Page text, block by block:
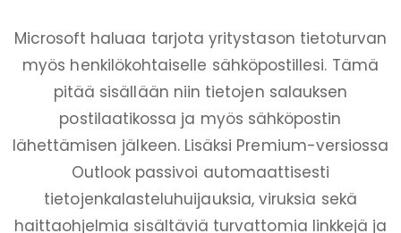
Microsoft haluaa tarjota yritystason tietoturvan
myös henkilökohtaiselle sähköpostillesi. Tämä
pitää sisällään niin tietojen salauksen
postilaatikossa ja myös sähköpostin
lähettämisen jälkeen. Lisäksi Premium-versiossa
Outlook passivoi automaattisesti
tietojenkalasteluhuijauksia, viruksia sekä
haittaohjelmia sisältäviä turvattomia linkkejä ja